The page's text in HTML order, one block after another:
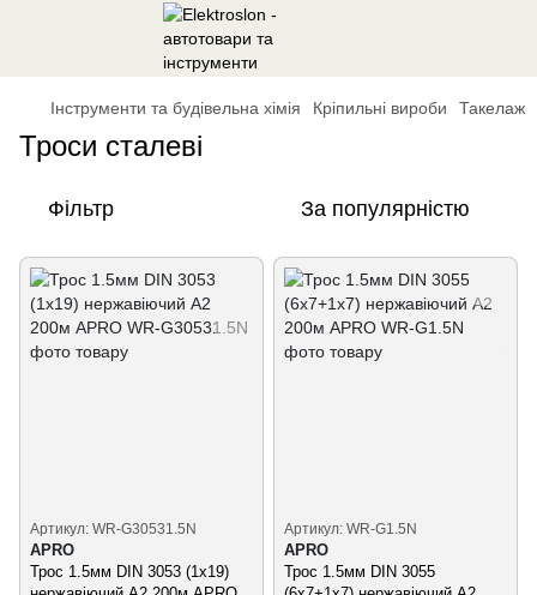
Інструменти та будівельна хімія Кріпильні вироби Такелаж
Троси сталеві
Фільтр За популярністю
Артикул: WR-G30531.5N
APRO
Трос 1.5мм DIN 3053 (1х19)
Артикул: WR-G1.5N
APRO
Трос 1.5мм DIN 3055